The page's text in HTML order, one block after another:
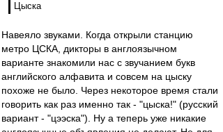
Цыска
Навеяло звуками. Когда открыли станцию
метро ЦСКА, дикторы в англоязычном
варианте знакомили нас с звучанием букв
английского алфавита и совсем на цыску
похоже не было. Через некоторое время стали
говорить как раз именно так - "цыска!" (русский
вариант - "цээска"). Ну а теперь уже никакие